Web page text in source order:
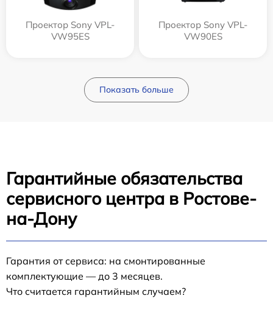
Проектор Sony VPL-
VW95ES
Проектор Sony VPL-
VW90ES
Показать больше
Гарантийные обязательства
сервисного центра в Ростове-
на-Дону
Гарантия от сервиса: на смонтированные
комплектующие — до 3 месяцев.
Что считается гарантийным случаем?